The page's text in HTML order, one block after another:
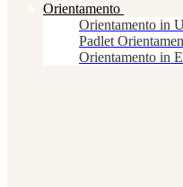
Orientamento
Orientamento in
Padlet
Orientamento in